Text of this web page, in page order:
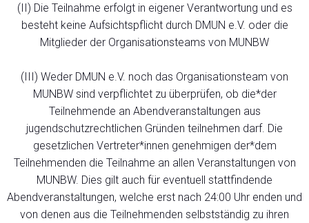
(II) Die Teilnahme erfolgt in eigener Verantwortung und es
besteht keine Aufsichtspflicht durch DMUN e.V. oder die
Mitglieder der Organisationsteams von MUNBW
(III) Weder DMUN e.V. noch das Organisationsteam von
MUNBW sind verpflichtet zu überprüfen, ob die*der
Teilnehmende an Abendveranstaltungen aus
jugendschutzrechtlichen Gründen teilnehmen darf. Die
gesetzlichen Vertreter*innen genehmigen der*dem
Teilnehmenden die Teilnahme an allen Veranstaltungen von
MUNBW. Dies gilt auch für eventuell stattfindende
Abendveranstaltungen, welche erst nach 24:00 Uhr enden und
von denen aus die Teilnehmenden selbstständig zu ihren